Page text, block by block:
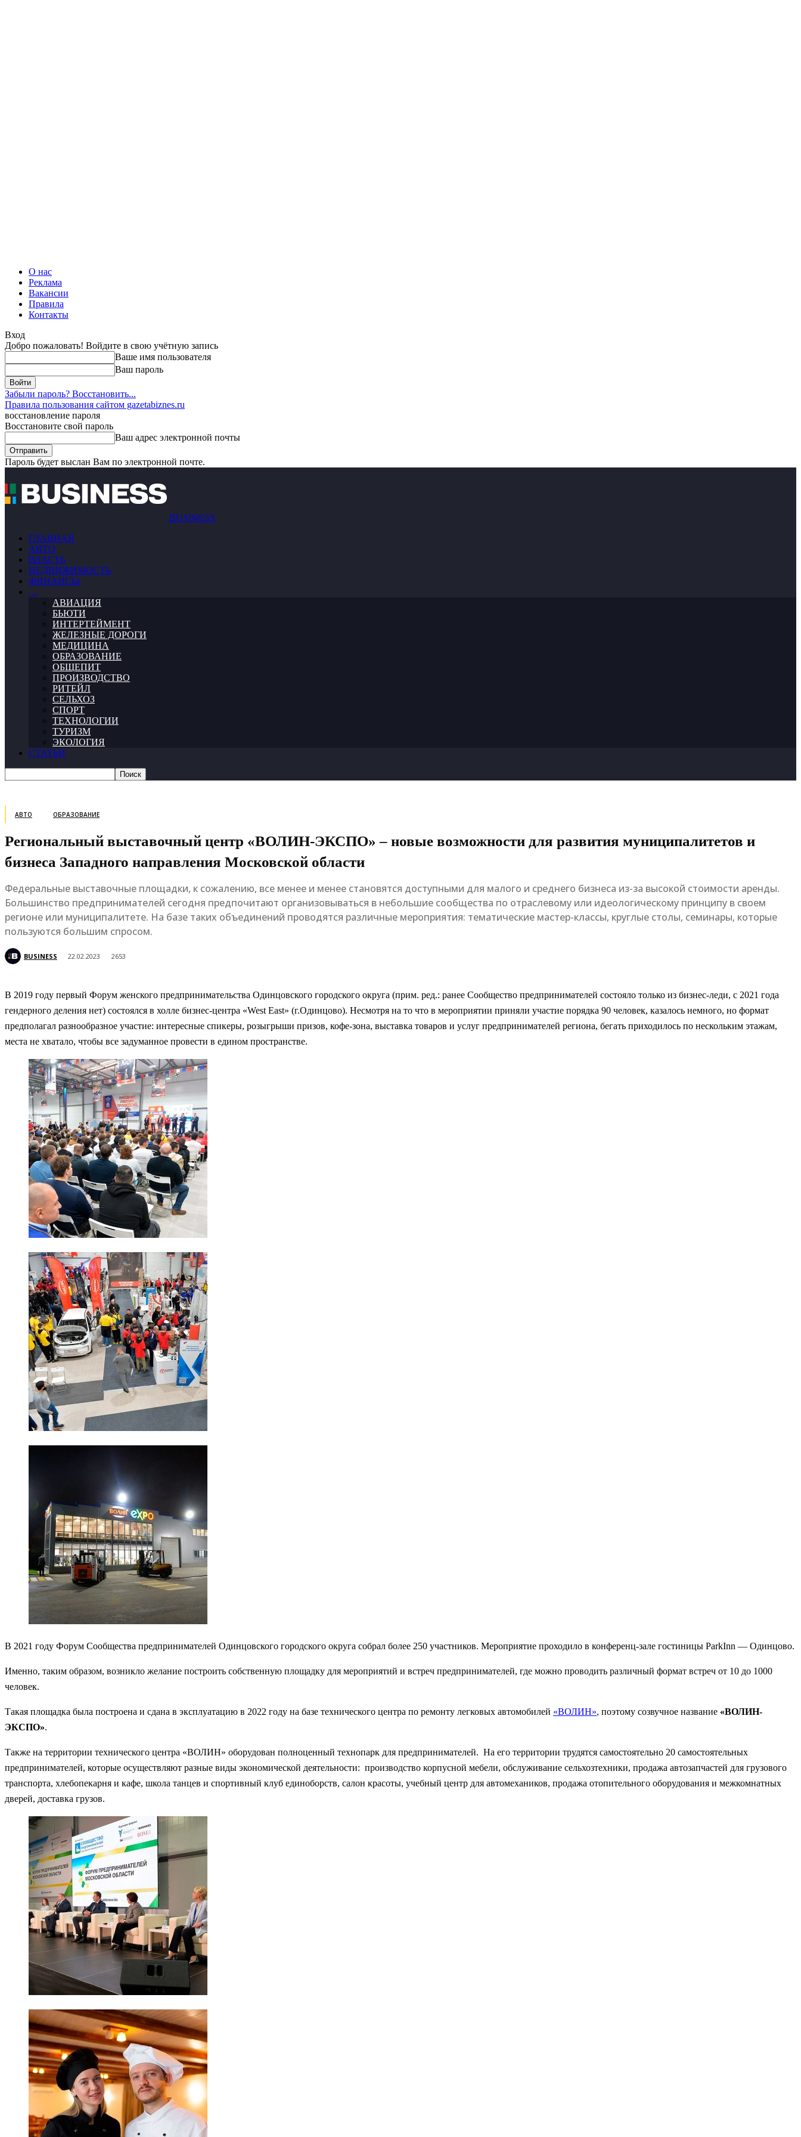
О нас
Реклама
Вакансии
Правила
Контакты
Вход
Добро пожаловать! Войдите в свою учётную запись
Ваше имя пользователя
Ваш пароль
Забыли пароль? Восстановить...
Правила пользования сайтом gazetabiznes.ru
восстановление пароля
Восстановите свой пароль
Ваш адрес электронной почты
Пароль будет выслан Вам по электронной почте.
BUSINESS
ГЛАВНАЯ
АВТО
ВЛАСТЬ
НЕДВИЖИМОСТЬ
ФИНАНСЫ
…
АВИАЦИЯ
БЬЮТИ
ИНТЕРТЕЙМЕНТ
ЖЕЛЕЗНЫЕ ДОРОГИ
МЕДИЦИНА
ОБРАЗОВАНИЕ
ОБЩЕПИТ
ПРОИЗВОДСТВО
РИТЕЙЛ
СЕЛЬХОЗ
СПОРТ
ТЕХНОЛОГИИ
ТУРИЗМ
ЭКОЛОГИЯ
СТАТЬИ
АВТО ОБРАЗОВАНИЕ
Региональный выставочный центр «ВОЛИН-ЭКСПО» – новые возможности для развития муниципалитетов и
бизнеса Западного направления Московской области
Федеральные выставочные площадки, к сожалению, все менее и менее становятся доступными для малого и среднего бизнеса из-за высокой стоимости аренды.
Большинство предпринимателей сегодня предпочитают организовываться в небольшие сообщества по отраслевому или идеологическому принципу в своем
регионе или муниципалитете. На базе таких объединений проводятся различные мероприятия: тематические мастер-классы, круглые столы, семинары, которые
пользуются большим спросом.
BUSINESS 22.02.2023 2653
В 2019 году первый Форум женского предпринимательства Одинцовского городского округа (прим. ред.: ранее Сообщество предпринимателей состояло только из бизнес-леди, с 2021 года
гендерного деления нет) состоялся в холле бизнес-центра «West East» (г.Одинцово). Несмотря на то что в мероприятии приняли участие порядка 90 человек, казалось немного, но формат
предполагал разнообразное участие: интересные спикеры, розыгрыши призов, кофе-зона, выставка товаров и услуг предпринимателей региона, бегать приходилось по нескольким этажам,
места не хватало, чтобы все задуманное провести в едином пространстве.
В 2021 году Форум Сообщества предпринимателей Одинцовского городского округа собрал более 250 участников. Мероприятие проходило в конференц-зале гостиницы ParkInn — Одинцово.
Именно, таким образом, возникло желание построить собственную площадку для мероприятий и встреч предпринимателей, где можно проводить различный формат встреч от 10 до 1000
человек.
Такая площадка была построена и сдана в эксплуатацию в 2022 году на базе технического центра по ремонту легковых автомобилей «ВОЛИН», поэтому созвучное название «ВОЛИН-
ЭКСПО».
Также на территории технического центра «ВОЛИН» оборудован полноценный технопарк для предпринимателей. На его территории трудятся самостоятельно 20 самостоятельных
предпринимателей, которые осуществляют разные виды экономической деятельности: производство корпусной мебели, обслуживание сельхозтехники, продажа автозапчастей для грузового
транспорта, хлебопекарня и кафе, школа танцев и спортивный клуб единоборств, салон красоты, учебный центр для автомехаников, продажа отопительного оборудования и межкомнатных
дверей, доставка грузов.